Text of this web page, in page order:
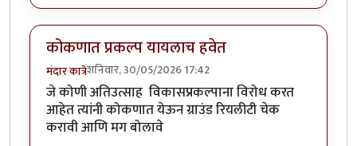
कोकणात प्रकल्प यायलाच हवेत
मंदार कात्रेशनिवार, 30/05/2026 17:42
जे कोणी अतिउत्साह विकासप्रकल्पाना विरोध करत
आहेत त्यांनी कोकणात येऊन ग्राउंड रियलीटी चेक
करावी आणि मग बोलावे